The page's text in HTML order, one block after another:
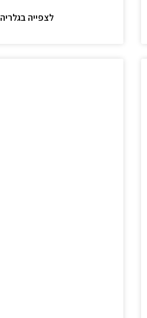
לצפייה בגלריה